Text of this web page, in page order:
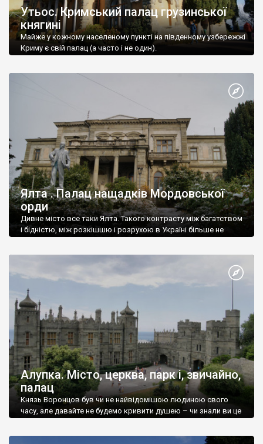
Утьос. Кримський палац грузинської
княгині
Майже у кожному населеному пункті на південному узбережжі
Криму є свій палац (а часто і не один).
Ялта . Палац нащадків Мордовської
орди
Дивне місто все таки Ялта. Такого контрасту між багатством
і бідністю, між розкішшю і розрухою в Україні більше не
Алупка. Місто, церква, парк і, звичайно,
палац
Князь Воронцов був чи не найвідомішою людиною свого
часу, але давайте не будемо кривити душею – чи знали ви це